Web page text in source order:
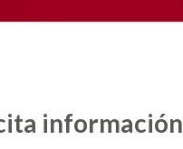
información